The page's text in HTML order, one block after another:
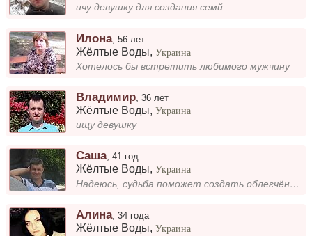
ичу девушку для создания семй
Илона,56 лет
Жёлтые Воды,Украина
Хотелось бы встретить любимого мужчину
Владимир ,36 лет
Жёлтые Воды,Украина
ищу девушку
Саша,41 год
Жёлтые Воды,Украина
Надеюсь, судьба поможет создать облегчённую жизнь
Алина,34 года
Жёлтые Воды,Украина